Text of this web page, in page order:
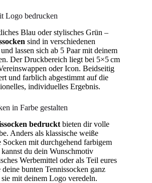
Logo bedrucken
Blau oder stylisches Grün –
sind in verschiedenen
lassen sich ab 5 Paar mit deinem
Der Druckbereich liegt bei 5×5 cm
oder Icon. Beidseitig
und farblich abgestimmt auf die
individuelles Ergebnis.
in Farbe gestalten
bedruckt bieten dir volle
Anders als klassische weiße
mit durchgehend farbigem
du dein Wunschmotiv
Werbemittel oder als Teil eures
bunten Tennissocken ganz
mit deinem Logo veredeln.